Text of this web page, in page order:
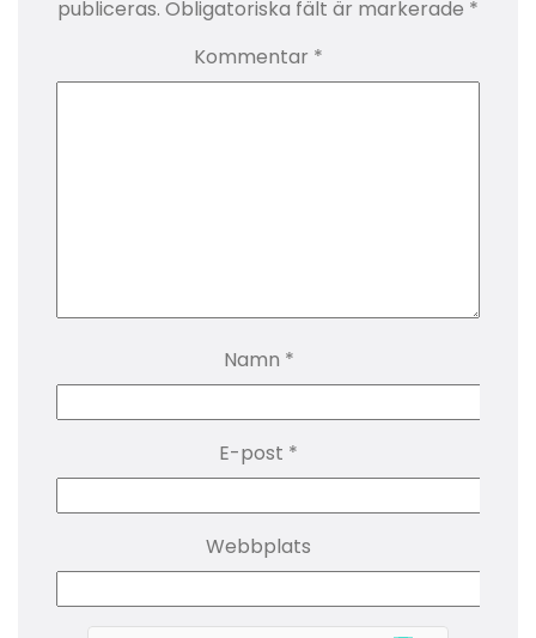
publiceras. Obligatoriska fält är markerade *
Kommentar *
Namn *
E-post *
Webbplats